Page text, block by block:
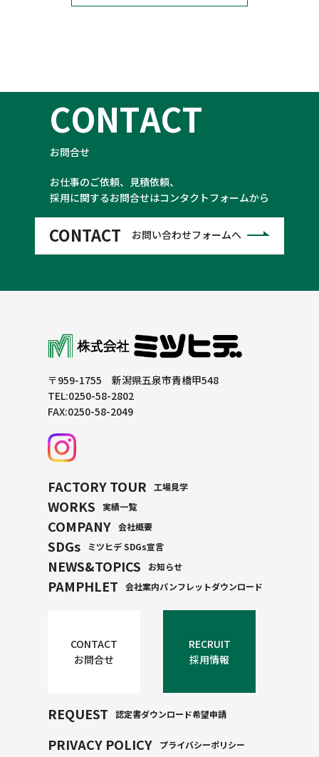
CONTACT
お問合せ
お仕事のご依頼、見積依頼、
採用に関するお問合せはコンタクトフォームから
CONTACT お問い合わせフォームへ
〒959-1755 新潟県五泉市青橋甲548
TEL:0250-58-2802
FAX:0250-58-2049
FACTORY TOUR 工場見学
WORKS 実績一覧
COMPANY 会社概要
SDGs ミツヒデ SDGs宣言
NEWS&TOPICS お知らせ
PAMPHLET 会社案内パンフレットダウンロード
CONTACT
お問合せ
RECRUIT
採用情報
REQUEST 認定書ダウンロード希望申請
PRIVACY POLICY プライバシーポリシー